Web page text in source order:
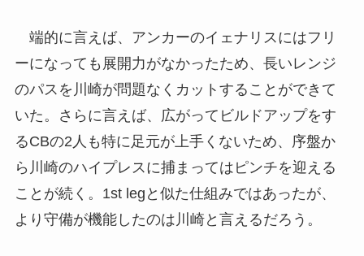
端的に言えば、アンカーのイェナリスにはフリ
ーになっても展開力がなかったため、長いレンジ
のパスを川崎が問題なくカットすることができて
いた。さらに言えば、広がってビルドアップをす
るCBの2人も特に足元が上手くないため、序盤か
ら川崎のハイプレスに捕まってはピンチを迎える
ことが続く。1st legと似た仕組みではあったが、
より守備が機能したのは川崎と言えるだろう。